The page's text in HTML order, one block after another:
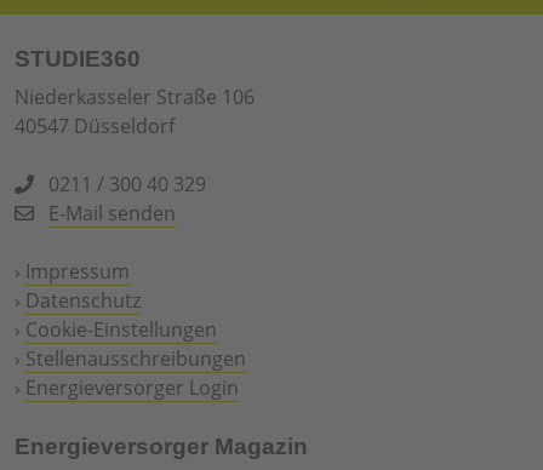
STUDIE360
Niederkasseler Straße 106
40547 Düsseldorf
0211 / 300 40 329
E-Mail senden
› Impressum
› Datenschutz
› Cookie-Einstellungen
› Stellenausschreibungen
› Energieversorger Login
Energieversorger Magazin